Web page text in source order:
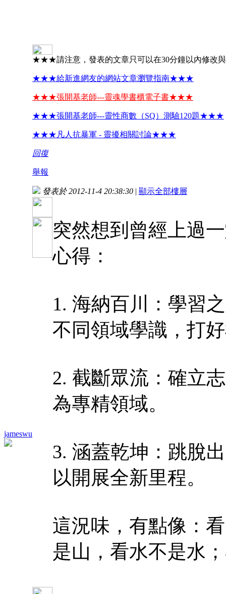
★★★請注意，發表的文章只可以在30分鐘以內修
★★★給新進網友的網站文章瀏覽指南★★★
★★★張開基老師---靈魂學書櫃電子書★★★
★★★張開基老師---靈性商數（SQ）測驗120題★★★
★★★凡人抗暴軍 - 靈擾相關討論★★★
回復
舉報
jameswu
發表於 2012-11-4 20:38:30 | 顯示全部樓層
突然想到曾經上過
心得：
1. 海納百川：學習
不同領域學識，打
2. 截斷眾流：確立
為專精領域。
3. 涵蓋乾坤：跳脫
以開展全新里程。
這況味，有點像：
是山，看水不是水